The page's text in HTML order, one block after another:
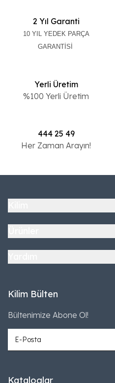
2 Yıl Garanti
10 YIL YEDEK PARÇA
GARANTİSİ
Yerli Üretim
%100 Yerli Üretim
444 25 49
Her Zaman Arayın!
Kataloglar
Kilim Bülten
Bültenimize Abone Ol!